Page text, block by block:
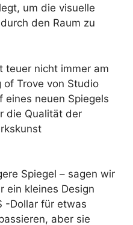
um die visuelle
den Raum zu
teuer nicht immer am
of Trove von Studio
eines neuen Spiegels
die Qualität der
Spiegel – sagen wir
ein kleines Design
-Dollar für etwas
aber sie